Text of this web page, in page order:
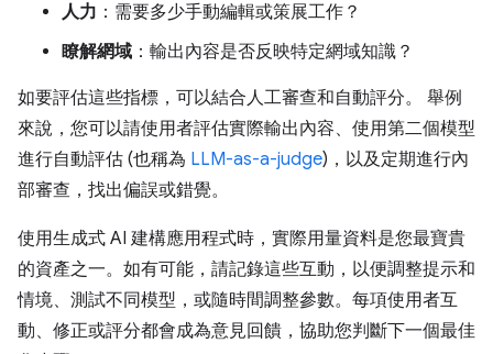
人力 ：需要多少手動編輯或策展工作？
瞭解網域 ：輸出內容是否反映特定網域知識？
如要評估這些指標，可以結合人工審查和自動評分。 舉例
來說，您可以請使用者評估實際輸出內容、使用第二個模型
進行自動評估 (也稱為 LLM-as-a-judge)，以及定期進行內
部審查，找出偏誤或錯覺。
使用生成式 AI 建構應用程式時，實際用量資料是您最寶貴
的資產之一。如有可能，請記錄這些互動，以便調整提示和
情境、測試不同模型，或隨時間調整參數。每項使用者互
動、修正或評分都會成為意見回饋，協助您判斷下一個最佳